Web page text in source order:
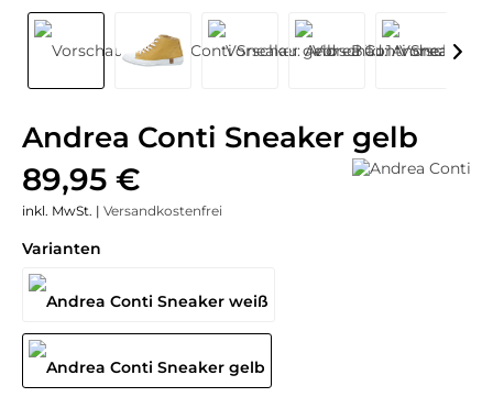
Andrea Conti Sneaker gelb
89,95 €
inkl. MwSt. | Versandkostenfrei
Varianten